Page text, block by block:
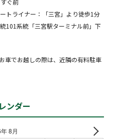
ぐ前
トライナー：「三宮」より徒歩1分
101系統「三宮駅ターミナル前」下
車でお越しの際は、近隣の有料駐車
ンダー
8月